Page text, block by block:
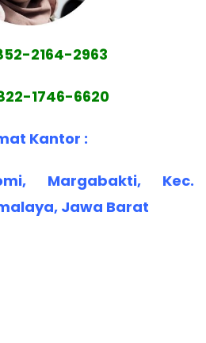
2164-2963
1746-6620
Kantor :
Margabakti, Kec.
Jawa Barat